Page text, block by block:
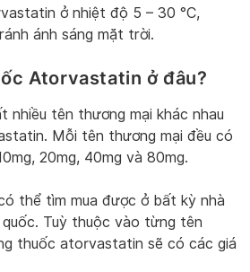
ở nhiệt độ 5 – 30 °C,
ánh sáng mặt trời.
Atorvastatin ở đâu?
nhiều tên thương mại khác nhau
Mỗi tên thương mại đều có
20mg, 40mg và 80mg.
thể tìm mua được ở bất kỳ nhà
Tuỳ thuộc vào từng tên
thuốc atorvastatin sẽ có các giá